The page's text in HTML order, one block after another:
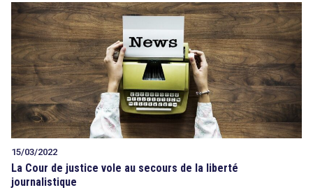
15/03/2022
La Cour de justice vole au secours de la liberté
journalistique